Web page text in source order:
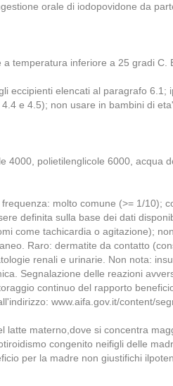
orale di iodopovidone da
temperatura inferiore a 25 gradi
eccipienti elencati al paragrafo
e 4.5); non usare in bambini di
4000, polietilenglicole 6000,
molto comune (>= 1/
definita sulla base dei dati
come tachicardia o agitazione);
Raro: dermatite da contatto
renali e urinarie. Non nota:
Segnalazione delle reazioni
continuo del rapporto
www.aifa.gov.it/content/
latte materno,dove si concentra
congenito neifigli delle
per la madre non giustifichi